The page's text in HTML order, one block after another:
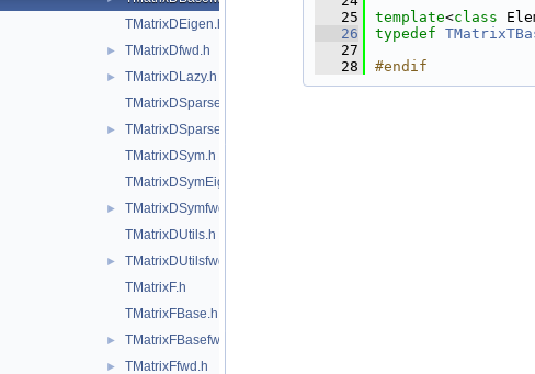
TMatrixDEigen.h
► TMatrixDfwd.h
►
TMatrixDLazy.h
TMatrixDSparse.h
►
TMatrixDSparsefwd.h
TMatrixDSym.h
TMatrixDSymEigen.h
►
TMatrixDSymfwd.h
TMatrixDUtils.h
►
TMatrixDUtilsfwd.h
TMatrixF.h
TMatrixFBase.h
► TMatrixFBasefwd.h
► TMatrixFfwd.h
   25
template<class
   26
typedef
   27
   28
#endif